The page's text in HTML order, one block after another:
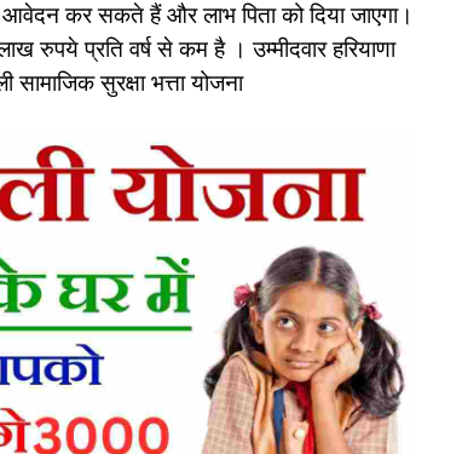
आवेदन कर सकते हैं और लाभ पिता को दिया जाएगा।
रुपये प्रति वर्ष से कम है । उम्मीदवार हरियाणा
सामाजिक सुरक्षा भत्ता योजना